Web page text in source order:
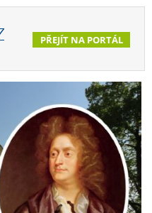
PŘEJÍT NA PORTÁL